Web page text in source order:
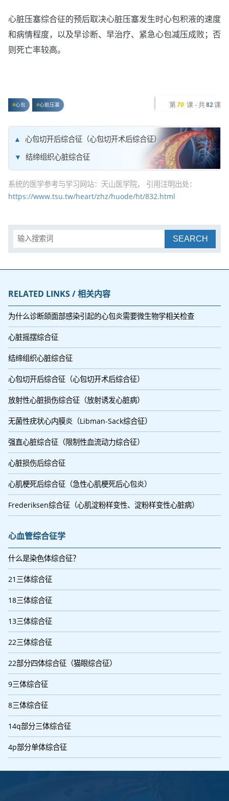
心脏压塞综合征的预后取决心脏压塞发生时心包积液的速度
和病情程度，以及早诊断、早治疗、紧急心包减压成败；否
则死亡率较高。
心包 心脏压塞 第 70 课 - 共82课
心包切开后综合征（心包切开术后综合征）
结缔组织心脏综合征
系统的医学参考与学习网站：天山医学院， 引用注明出处：
https://www.tsu.tw/heart/zhz/huode/ht/832.html
SEARCH
RELATED LINKS / 相关内容
为什么诊断颌面部感染引起的心包炎需要微生物学相关检查
心脏摇摆综合征
结缔组织心脏综合征
心包切开后综合征（心包切开术后综合征）
放射性心脏损伤综合征（放射诱发心脏病）
无菌性疣状心内膜炎（Libman-Sack综合征）
强直心脏综合征（限制性血流动力综合征）
心脏损伤后综合征
心肌梗死后综合征（急性心肌梗死后心包炎）
Frederiksen综合征（心肌淀粉样变性、淀粉样变性心脏病）
心血管综合征学
什么是染色体综合征？
21三体综合征
18三体综合征
13三体综合征
22三体综合征
22部分四体综合征（猫眼综合征）
9三体综合征
8三体综合征
14q部分三体综合征
4p部分单体综合征